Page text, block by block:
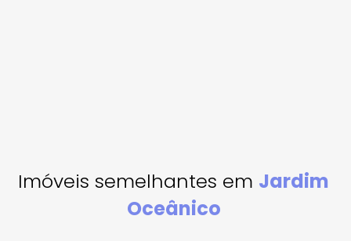
Imóveis semelhantes em Jardim
Oceânico